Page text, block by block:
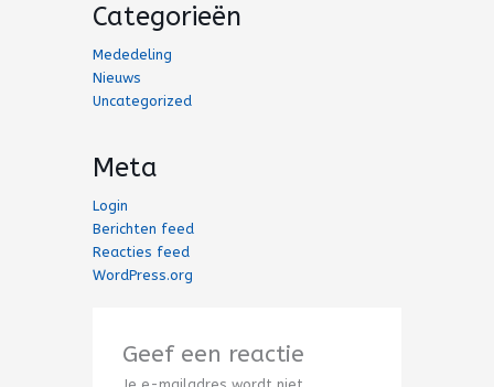
Categorieën
Mededeling
Nieuws
Uncategorized
Meta
Login
Berichten feed
Reacties feed
WordPress.org
Geef een reactie